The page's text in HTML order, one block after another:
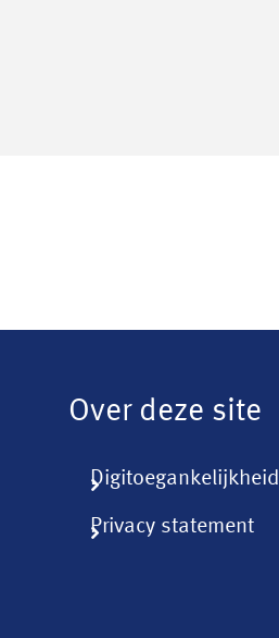
Over deze site
Digitoegankelijkheid
Privacy statement